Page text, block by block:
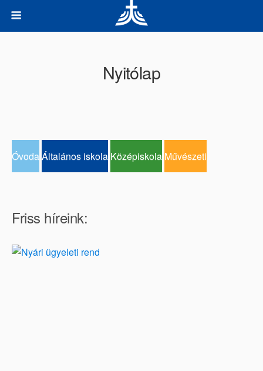
Nyitólap
ÓvodaÁltalános iskola Középiskola Művészeti
Friss híreink: